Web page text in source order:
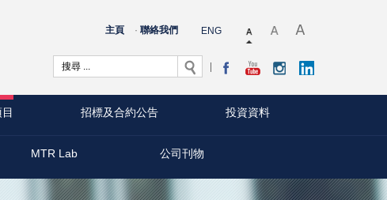
主頁 聯絡我們 ENG
招標及合約公告 投資資料
MTR Lab 公司刊物